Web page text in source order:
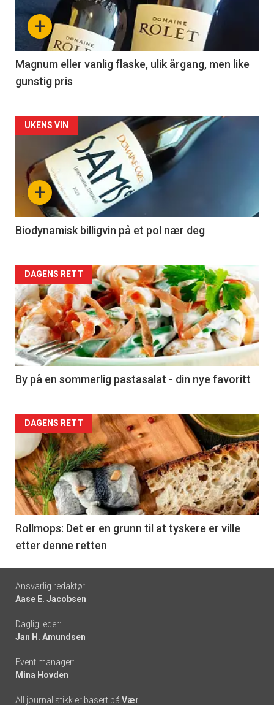
nå
3
+
Magnum eller vanlig flaske, ulik årgang, men like
gunstig pris
Forsiden
akkurat
nå
4
+
UKENS VIN
Biodynamisk billigvin på et pol nær deg
Forsiden
akkurat
nå
-
5
DAGENS RETT
By på en sommerlig pastasalat - din nye favoritt
Forsiden
akkurat
nå
-
6
DAGENS RETT
Rollmops: Det er en grunn til at tyskere er ville
etter denne retten
Footer
-
links
Ansvarlig redaktør:
Aase E. Jacobsen
Daglig leder:
Jan H. Amundsen
Event manager:
Mina Hovden
All journalistikk er basert på Vær